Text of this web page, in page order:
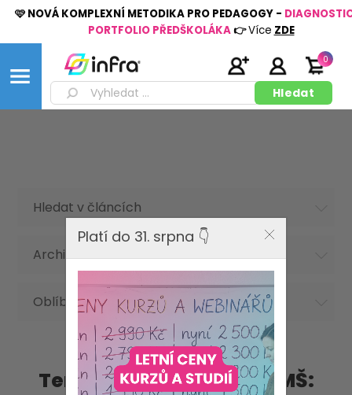
🩷 NOVÁ KOMPLEXNÍ METODIKA PRO PEDAGOGY -
PORTFOLIO PŘEDŠKOLÁKA👉Více ZDE
0
Hledat v článcích
Archiv článků
Oblíbená hesla
Tematické aktivity pro MŠ:
Platí do 31. srpna 👇